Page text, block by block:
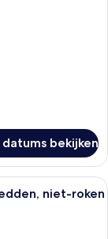
bekijken
met twee bedden,
niet-roken